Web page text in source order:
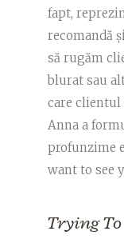
fapt,
recomandă
să rugăm
blurat sau
care clientul
Anna a
profunzime
want to see
Trying